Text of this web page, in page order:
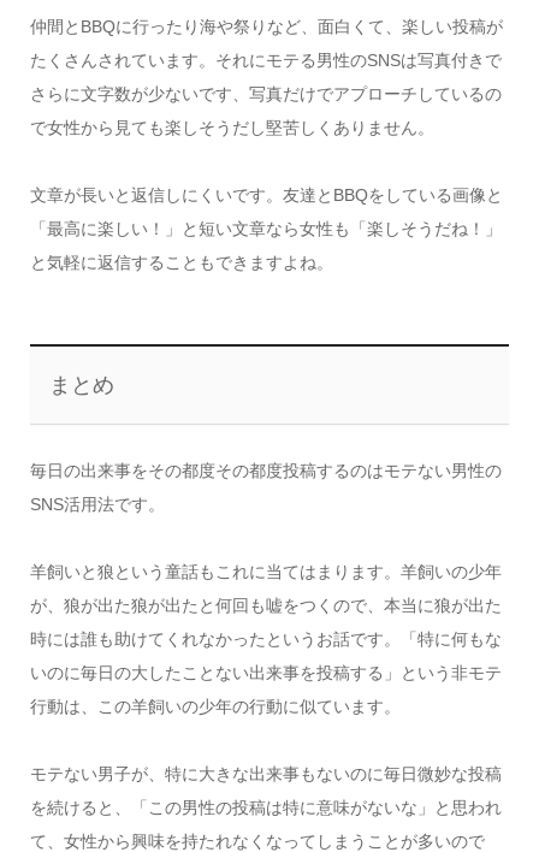
仲間とBBQに行ったり海や祭りなど、面白くて、楽しい投稿が
たくさんされています。それにモテる男性のSNSは写真付きで
さらに文字数が少ないです、写真だけでアプローチしているの
で女性から見ても楽しそうだし堅苦しくありません。
文章が長いと返信しにくいです。友達とBBQをしている画像と
「最高に楽しい！」と短い文章なら女性も「楽しそうだね！」
と気軽に返信することもできますよね。
まとめ
毎日の出来事をその都度その都度投稿するのはモテない男性の
SNS活用法です。
羊飼いと狼という童話もこれに当てはまります。羊飼いの少年
が、狼が出た狼が出たと何回も嘘をつくので、本当に狼が出た
時には誰も助けてくれなかったというお話です。「特に何もな
いのに毎日の大したことない出来事を投稿する」という非モテ
行動は、この羊飼いの少年の行動に似ています。
モテない男子が、特に大きな出来事もないのに毎日微妙な投稿
を続けると、「この男性の投稿は特に意味がないな」と思われ
て、女性から興味を持たれなくなってしまうことが多いので